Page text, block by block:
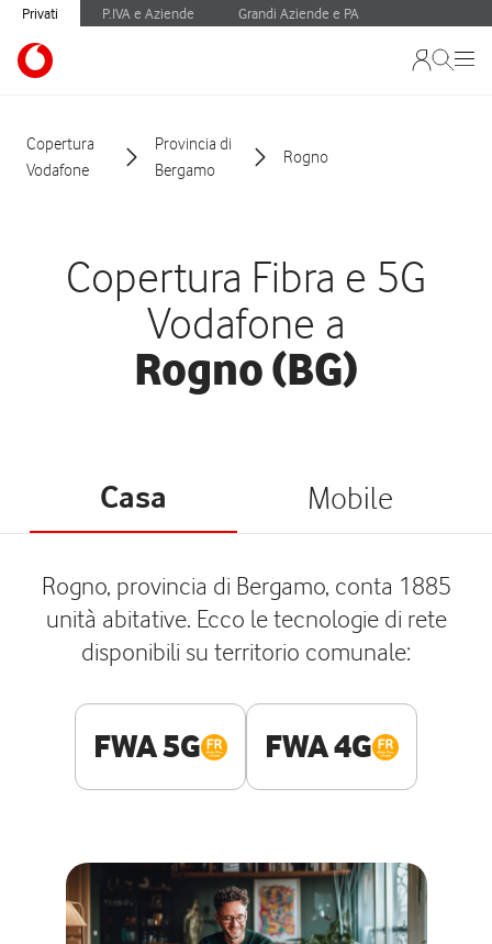
Privati P.IVA e Aziende Grandi Aziende e PA
Copertura
Vodafone
Provincia di
Bergamo
Rogno
Copertura Fibra e 5G
Vodafone a
Rogno (BG)
Casa Mobile
Rogno, provincia di Bergamo, conta 1885
unità abitative. Ecco le tecnologie di rete
disponibili su territorio comunale:
FWA 5G FWA 4G